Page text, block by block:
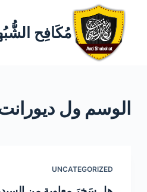
مُكَافِح
الوسم ول
UNCATEGORIZED